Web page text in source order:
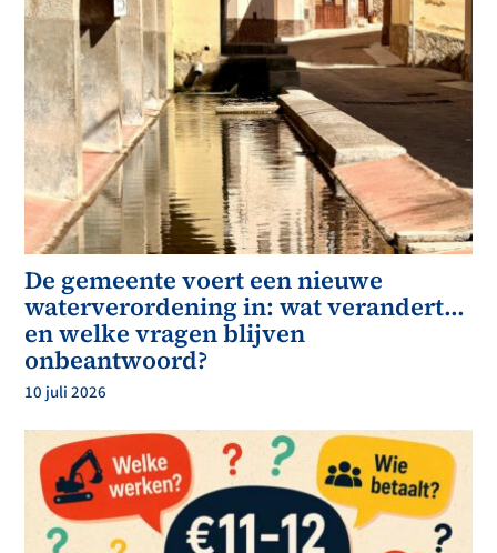
De gemeente voert een nieuwe
waterverordening in: wat verandert…
en welke vragen blijven
onbeantwoord?
10 juli 2026